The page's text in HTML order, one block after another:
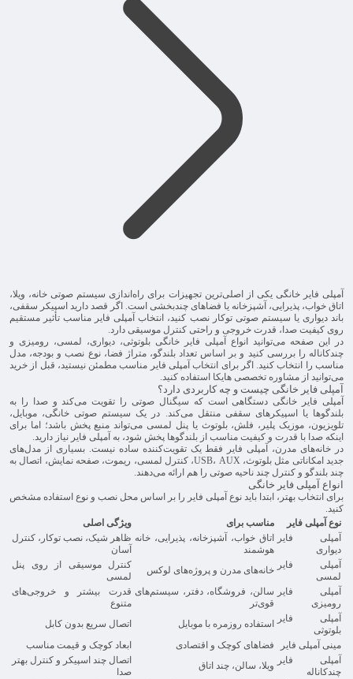
آمپلی فایر خانگی یکی از اصلی‌ترین تجهیزات برای راه‌اندازی سیستم صوتی خانه، ویلا،
اتاق خواب، پذیرایی، آشپزخانه یا فضاهای چندبخشی است. اگر قصد دارید اسپیکر سقفی،
باند دیواری یا سیستم صوتی توکار نصب کنید، انتخاب آمپلی فایر مناسب تأثیر مستقیم
روی کیفیت صدا، قدرت خروجی و راحتی کنترل موسیقی دارد.
در این صفحه می‌توانید انواع آمپلی فایر خانگی بلوتوثی، دیواری، لمسی، رومیزی و
چندکاناله را بررسی کنید و بر اساس تعداد بلندگو، متراژ فضا، نوع نصب و بودجه، مدل
مناسب را انتخاب کنید. اگر برای انتخاب آمپلی فایر مناسب مطمئن نیستید، قبل از خرید
می‌توانید از مشاوره تخصصی هایکا استفاده کنید.
آمپلی فایر خانگی چیست و چه کاربردی دارد؟
آمپلی فایر خانگی دستگاهی است که سیگنال صوتی را تقویت می‌کند و صدا را به
بلندگوها یا اسپیکرهای سقفی منتقل می‌کند. در یک سیستم صوتی خانگی، موبایل،
تلویزیون، موزیک پلیر، فلش، بلوتوث یا پنل لمسی می‌تواند منبع پخش باشد؛ اما برای
اینکه صدا با قدرت و کیفیت مناسب از بلندگوها پخش شود، به آمپلی فایر نیاز دارید.
در خانه‌های مدرن، آمپلی فایر فقط یک تقویت‌کننده ساده نیست. بسیاری از مدل‌های
جدید امکاناتی مثل بلوتوث، USB، AUX، کنترل لمسی، ریموت، صفحه نمایش، اتصال به
چند بلندگو و کنترل چند ناحیه صوتی را هم ارائه می‌دهند.
انواع آمپلی فایر خانگی
برای انتخاب بهتر، ابتدا باید نوع آمپلی فایر را بر اساس محل نصب و نوع استفاده مشخص
کنید.
نوع آمپلی فایر
مناسب برای
ویژگی اصلی
آمپلی فایر
دیواری
اتاق خواب، آشپزخانه، پذیرایی، خانه
هوشمند
ظاهر شیک، نصب توکار، کنترل
آسان
آمپلی فایر
لمسی
خانه‌های مدرن و پروژه‌های لوکس
کنترل موسیقی از روی پنل
لمسی
آمپلی فایر
رومیزی
سالن، فروشگاه، دفتر، سیستم‌های
قوی‌تر
قدرت بیشتر و خروجی‌های
متنوع
آمپلی فایر
بلوتوثی
استفاده روزمره با موبایل
اتصال سریع بدون کابل
مینی آمپلی فایر
فضاهای کوچک و اقتصادی
ابعاد کوچک و قیمت مناسب
آمپلی فایر
چندکاناله
ویلا، سالن، چند اتاق
اتصال چند اسپیکر و کنترل بهتر
صدا